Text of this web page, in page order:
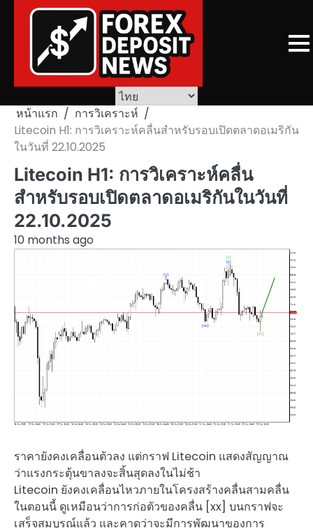
หน้าแรก
การวิเคราะห์
Litecoin H1: การวิเคราะห์คลื่นสำหรับรอบเปิดตลาดอเมริกัน
ในวันที่ 22.10.2025
Litecoin H1: การวิเคราะห์คลื่น
สำหรับรอบเปิดตลาดอเมริกันในวันที่
22.10.2025
10 months ago
ราคายังคงเคลื่อนตัวลง แต่กราฟ Litecoin แสดงสัญญาณ
ว่าแรงกระตุ้นขาลงจะสิ้นสุดลงในไม่ช้า
Litecoin ยังคงเคลื่อนไหวภายในโครงสร้างคลื่นสามคลื่น
ในตอนนี้ ดูเหมือนว่าการก่อตัวของคลื่น [xx] บนกราฟจะ
เสร็จสมบูรณ์แล้ว และคาดว่าจะมีการพัฒนาของการ